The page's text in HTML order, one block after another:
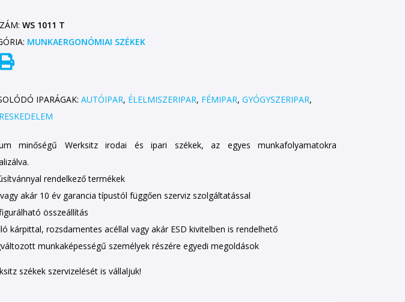
WS 1011 T
MUNKAERGONÓMIAI SZÉKEK
IPARÁGAK: AUTÓIPAR, ÉLELMISZERIPAR, FÉMIPAR, GYÓGYSZERIPAR,
minőségű Werksitz irodai és ipari székek, az egyes munkafolyamatokra
rendelkező termékek
akár 10 év garancia típustól függően szerviz szolgáltatással
összeállítás
kárpittal, rozsdamentes acéllal vagy akár ESD kivitelben is rendelhető
munkaképességű személyek részére egyedi megoldások
székek szervizelését is vállaljuk!